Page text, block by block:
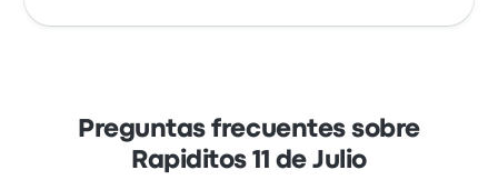
Preguntas frecuentes sobre
Rapiditos 11 de Julio